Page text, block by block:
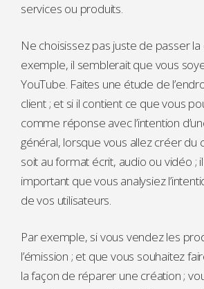
services ou produits.
Ne choisissez pas juste de passer
exemple, il semblerait que vous
YouTube. Faites une étude de
client ; et si il contient ce que vous
comme réponse avec l’intention
général, lorsque vous allez créer du
soit au format écrit, audio ou vidéo ;
important que vous analysiez
de vos utilisateurs.
Par exemple, si vous vendez les
l’émission ; et que vous souhaitez
la façon de réparer une création ;